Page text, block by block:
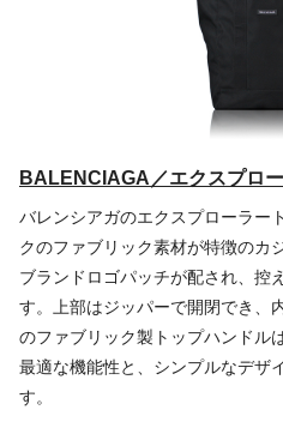
BALENCIAGA／エクスプロ
バレンシアガのエクスプローラー
クのファブリック素材が特徴のカ
ブランドロゴパッチが配され、控
す。上部はジッパーで開閉でき、
のファブリック製トップハンドル
最適な機能性と、シンプルなデザ
す。